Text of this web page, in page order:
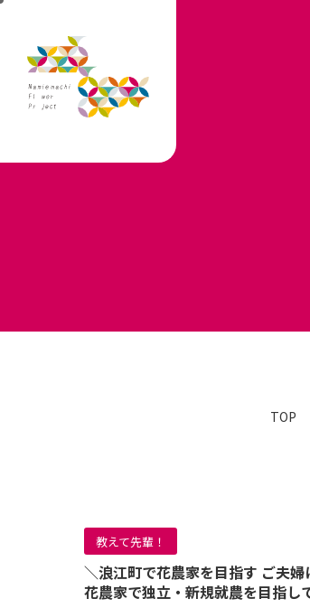
TOP
教えて先輩！
＼浪江町で花農家を目指す ご夫
花農家で独立・新規就農を目指し